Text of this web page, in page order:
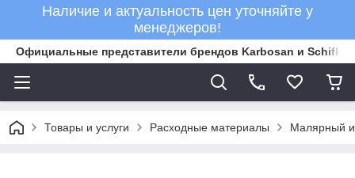
Наличие и актуальность цен уточняйте у
менеджеров!
Официальные представители брендов Karbosan и Schifler
Товары и услуги Расходные материалы Малярный